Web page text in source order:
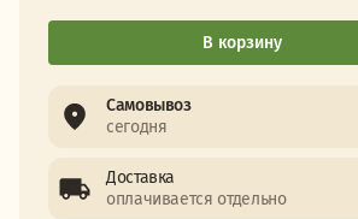
В корзину
Самовывоз
сегодня
Доставка
оплачивается отдельно